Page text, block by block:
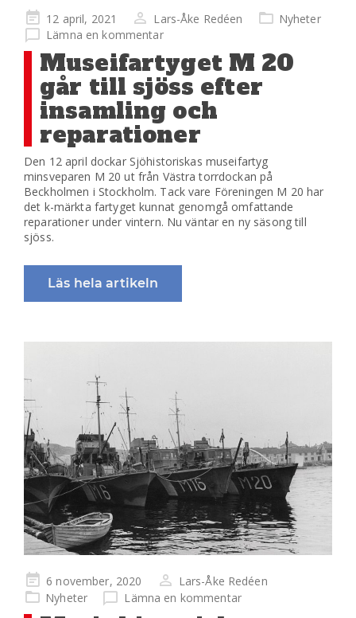
Publicerad
på
12 april, 2021 Lars-Åke Redéen
Nyheter
Lämna en kommentar
Museifartyget M 20
går till sjöss efter
insamling och
reparationer
Den 12 april dockar Sjöhistoriskas museifartyg
minsveparen M 20 ut från Västra torrdockan på
Beckholmen i Stockholm. Tack vare Föreningen M 20 har
det k-märkta fartyget kunnat genomgå omfattande
reparationer under vintern. Nu väntar en ny säsong till
sjöss.
Läs hela artikeln
Publicerad
på
6 november, 2020
Lars-Åke Redéen
Nyheter
Lämna en kommentar